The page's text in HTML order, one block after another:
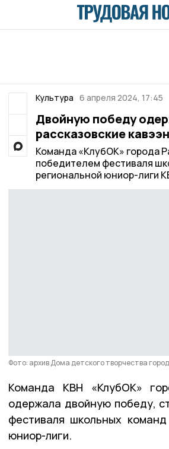
Культура 6 апреля 2024, 17:45
Двойную победу
рассказовские
Команда «КлубОК» города
победителем фестиваля
региональной юниор-лиги
Фото: архив Дома детского творчества
Команда КВН «КлубОК»
одержала двойную победу,
фестиваля школьных
юниор-лиги.